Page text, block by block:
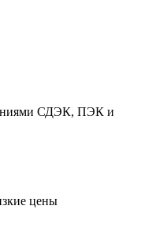
СДЭК, ПЭК и
цены